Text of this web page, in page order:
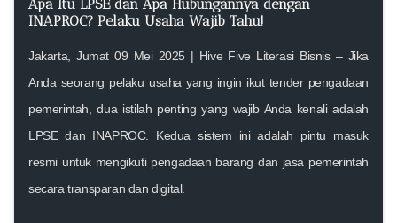
Apa Itu LPSE dan Apa Hubungannya dengan
INAPROC? Pelaku Usaha Wajib Tahu!
Jakarta, Jumat 09 Mei 2025 | Hive Five Literasi Bisnis– Jika
Anda seorang pelaku usaha yang ingin ikut tender pengadaan
pemerintah , dua istilah penting yang wajib Anda kenali adalah
LPSEdan INAPROC. Kedua sistem ini adalah pintu masuk
resmi untuk mengikuti pengadaan barang dan jasa pemerintah
secara transparan dan digital.